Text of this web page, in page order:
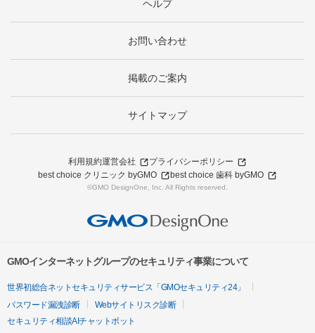
ヘルプ
お問い合わせ
掲載のご案内
サイトマップ
利用規約運営会社
プライバシーポリシー
best choice クリニック byGMO
best choice 歯科 byGMO
©GMO DesignOne, Inc. All Rights reserved.
GMOインターネットグループのセキュリティ事業について
世界初総合ネットセキュリティサービス「GMOセキュリティ24」
パスワード漏洩診断
Webサイトリスク診断
セキュリティ相談AIチャットボット